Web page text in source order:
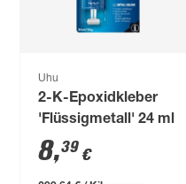
Uhu
2-K-Epoxidkleber
'Flüssigmetall' 24 ml
8,39 €